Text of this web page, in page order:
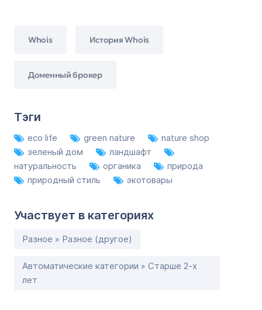
Whois История Whois
Доменный брокер
Тэги
eco life green nature
nature shop
зеленый дом
ландшафт
натуральность
органика
природа
природный стиль
экотовары
Участвует в категориях
Разное » Разное (другое)
Автоматические категории » Старше 2-х
лет